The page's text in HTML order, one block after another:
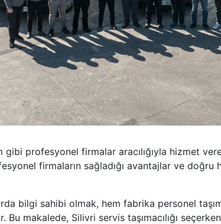
gibi profesyonel firmalar aracılığıyla hizmet
firmaların sağladığı avantajlar ve
bilgi sahibi olmak, hem fabrika personel
makalede, Silivri servis taşımacılığı